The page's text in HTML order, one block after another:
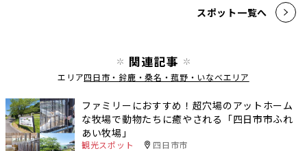
スポット一覧へ
関連記事
エリア四日市・鈴鹿・桑名・菰野・いなべエリア
ファミリーにおすすめ！超穴場のアットホーム
な牧場で動物たちに癒やされる「四日市市ふれ
あい牧場」
観光スポット 四日市市